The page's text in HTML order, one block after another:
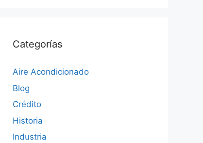
Categorías
Aire Acondicionado
Blog
Crédito
Historia
Industria